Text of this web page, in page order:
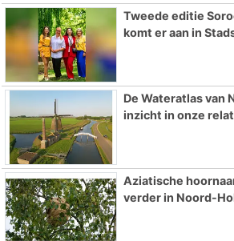
Tweede editie
komt er aan in
De Wateratlas van
inzicht in onze
Aziatische
verder in Noord-